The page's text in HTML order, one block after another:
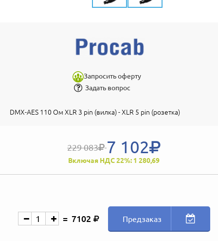
Запросить оферту
Задать вопрос
DMX-AES 110 Oм XLR 3 pin (вилка) - XLR 5 pin (розетка)
229 083 7 102
Включая НДС 22%: 1 280,69
7102 Предзаказ